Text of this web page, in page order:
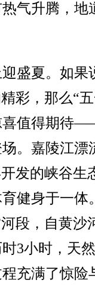
气升腾，地
盛夏。如果
彩，那么“
喜值得期待
。嘉陵江漂
发的峡谷生
健身于一体
段，自黄沙
3小时，天
充满了惊险